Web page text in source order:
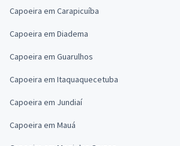
Capoeira em Carapicuíba
Capoeira em Diadema
Capoeira em Guarulhos
Capoeira em Itaquaquecetuba
Capoeira em Jundiaí
Capoeira em Mauá